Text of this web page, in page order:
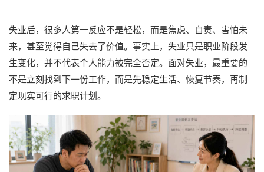
失业后，很多人第一反应不是轻松，而是焦虑、自责、害怕未
来，甚至觉得自己失去了价值。事实上，失业只是职业阶段发
生变化，并不代表个人能力被完全否定。面对失业，最重要的
不是立刻找到下一份工作，而是先稳定生活、恢复节奏，再制
定现实可行的求职计划。